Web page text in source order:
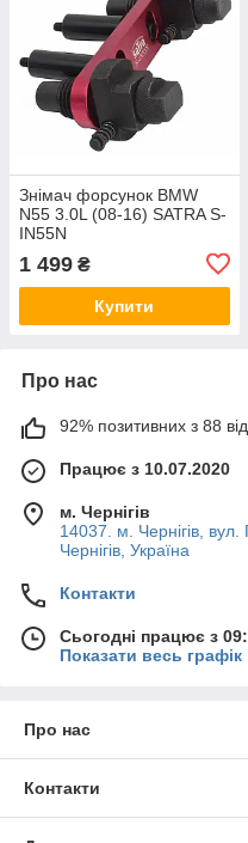
Знімач форсунок BMW
N55 3.0L (08-16) SATRA S-
IN55N
1 499 ₴
Купити
Про нас
92% позитивних з 88
Працює з 10.07.2020
м. Чернігів
14037. м. Чернігів,
Чернігів, Україна
Контакти
Сьогодні працює з
Показати весь
Про нас
Контакти